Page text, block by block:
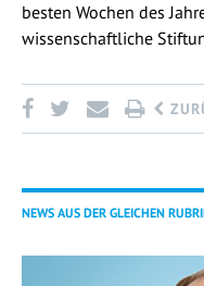
besten Wochen des
wissenschaftliche
NEWS AUS DER GLEICHEN